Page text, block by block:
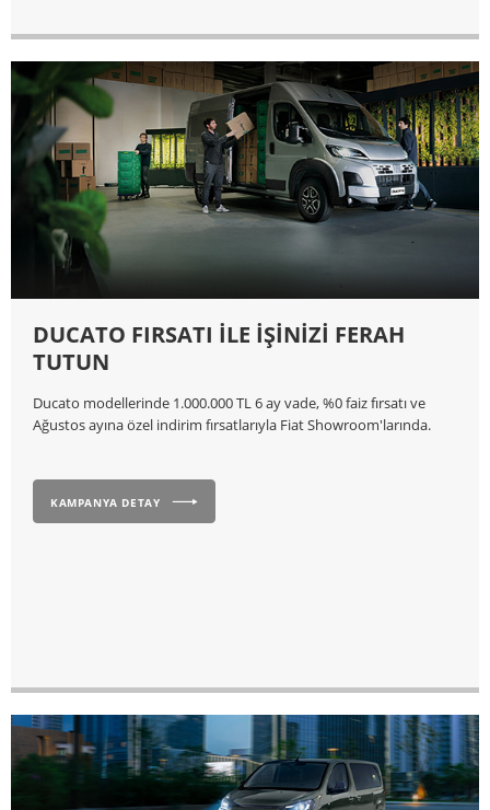
DUCATO FIRSATI İLE İŞİNİZİ FERAH
TUTUN
Ducato modellerinde 1.000.000 TL 6 ay vade, %0 faiz fırsatı ve
Ağustos ayına özel indirim fırsatlarıyla Fiat Showroom'larında.
KAMPANYA DETAY